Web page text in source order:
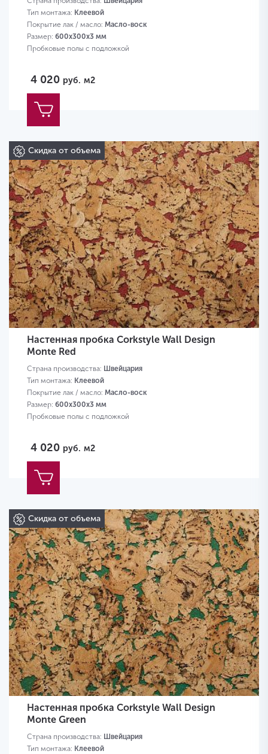
Тип монтажа: Клеевой
Покрытие лак / масло: Масло-воск
Размер: 600х300х3 мм
Пробковые полы с подложкой
4 020 руб. м2
Скидка от объема
Настенная пробка Corkstyle Wall Design
Monte Red
Страна производства: Швейцария
Тип монтажа: Клеевой
Покрытие лак / масло: Масло-воск
Размер: 600х300х3 мм
Пробковые полы с подложкой
4 020 руб. м2
Скидка от объема
Настенная пробка Corkstyle Wall Design
Monte Green
Страна производства: Швейцария
Тип монтажа: Клеевой